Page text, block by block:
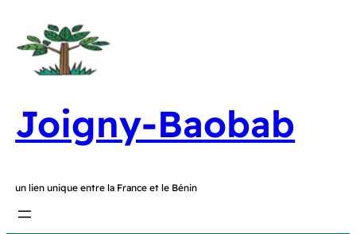
Joigny-Baobab
un lien unique entre la France et le Bénin